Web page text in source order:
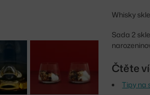
Whisky
Sada 2
Čtěte
Tipy na